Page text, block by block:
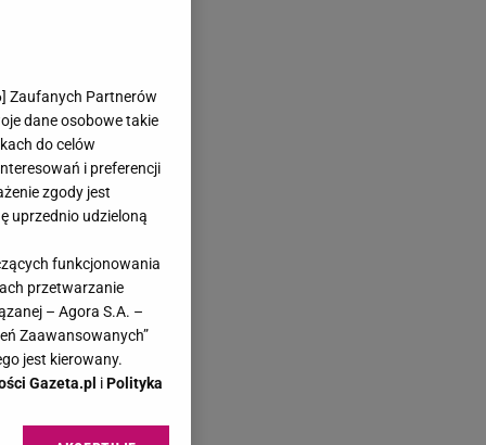
] Zaufanych Partnerów
dane osobowe takie
do celów
i preferencji
zgody jest
uprzednio udzieloną
funkcjonowania
przetwarzanie
– Agora S.A. –
Zaawansowanych”
jest kierowany.
Gazeta.pl iPolityka